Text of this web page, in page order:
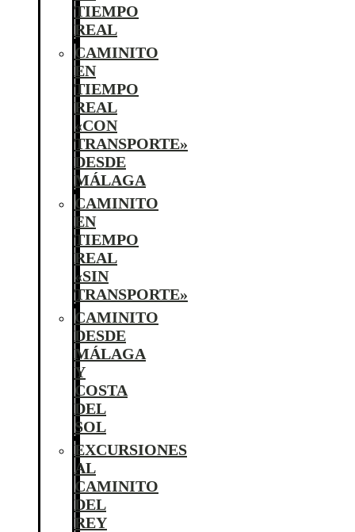
TIEMPO
REAL
CAMINITO
EN
TIEMPO
REAL
«CON
TRANSPORTE»
DESDE
MÁLAGA
CAMINITO
EN
TIEMPO
REAL
«SIN
TRANSPORTE»
CAMINITO
DESDE
MÁLAGA
Y
COSTA
DEL
SOL
EXCURSIONES
AL
CAMINITO
DEL
REY